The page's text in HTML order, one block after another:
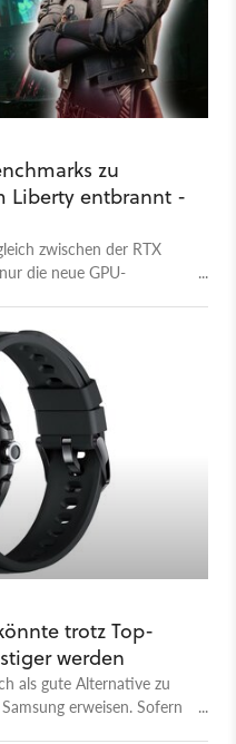
zu
Liberty entbrannt -
zwischen der RTX
die neue GPU-
trotz Top-
werden
als gute Alternative zu
erweisen. Sofern